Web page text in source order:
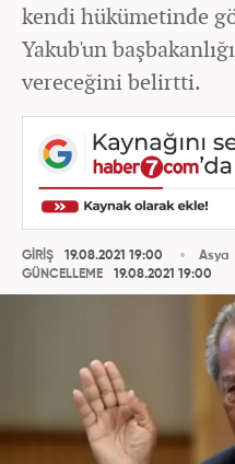
kendi hükümetinde
Yakub'un
vereceğini belirtti.
GİRİŞ
19.08.2021 19:00
GÜNCELLEME
19.08.2021 19:00
Asya